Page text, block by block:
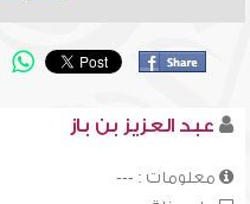
عبد العزيز بن باز
معلومات : ---